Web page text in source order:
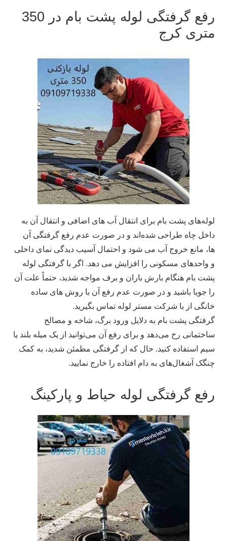
رفع گرفتگی لوله پشت بام در 350
متری کرج
لوله‌های پشت بام برای انتقال آب‌ های اضافی و انتقال آن به
داخل چاه طراحی شده‌اند و در صورت عدم رفع گرفتگی آن‌
ها، مانع خروج آب می شود و احتمال آسیب دیدگی نمای داخلی
و واحدهای مسکونی را افزایش می دهد. اگر با گرفتگی لوله
پشت بام هنگام بارش باران و برف مواجه شدید، حتماً علت آن
را جویا باشید و در صورت عدم رفع آن با روش‌ های ساده
خانگی از با شرکت مستر لوله تماس بگیرید.
گرفتگی پشت بام به دلایل ورود برگ، شاخه و مصالح
ساختمانی رخ می‌دهد و برای رفع آن می‌توانید از یک میله بلند یا
سیم استفاده کنید. حال که از گرفتگی مطمئن شدید، به کمک
چنگک آشغال‌های به دام افتاده را خارج نمایید.
رفع گرفتگی لوله حیاط و پارکینگ